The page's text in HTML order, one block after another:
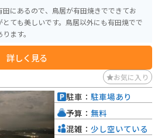
にあるので、鳥居が有田焼きでできてお
ても美しいです。鳥居以外にも有田焼でで
ます。
詳しく見る
お気に入り
駐車： 駐車場あり
予算： 無料
混雑： 少し空いている